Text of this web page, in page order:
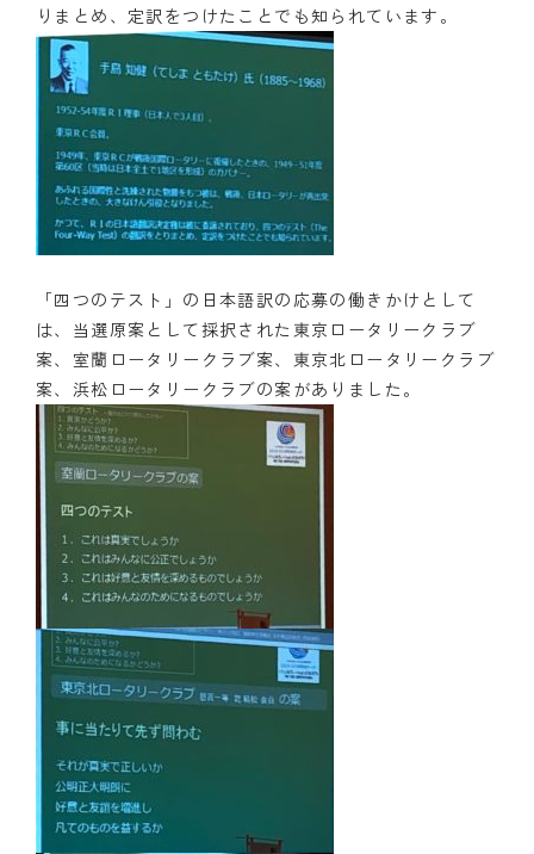
りまとめ、定訳をつけたことでも知られています。
「四つのテスト」の日本語訳の応募の働きかけとして
は、当選原案として採択された東京ロータリークラブ
案、室蘭ロータリークラブ案、東京北ロータリークラブ
案、浜松ロータリークラブの案がありました。